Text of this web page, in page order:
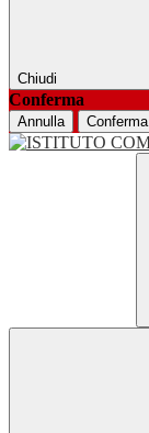
Chiudi
Conferma
Annulla Conferma